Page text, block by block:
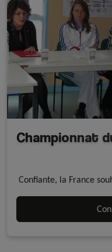
Championnat
Confiante, la France